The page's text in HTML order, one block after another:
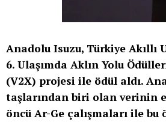
Anadolu Isuzu, Türkiye Akıllı
6. Ulaşımda Aklın Yolu
(V2X) projesi ile ödül aldı.
taşlarından biri olan verinin
öncü Ar-Ge çalışmaları ile bu